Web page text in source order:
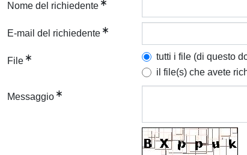
Nome del richiedente
E-mail del richiedente
File
tutti i file (di questo
il file(s) che avete
Messaggio